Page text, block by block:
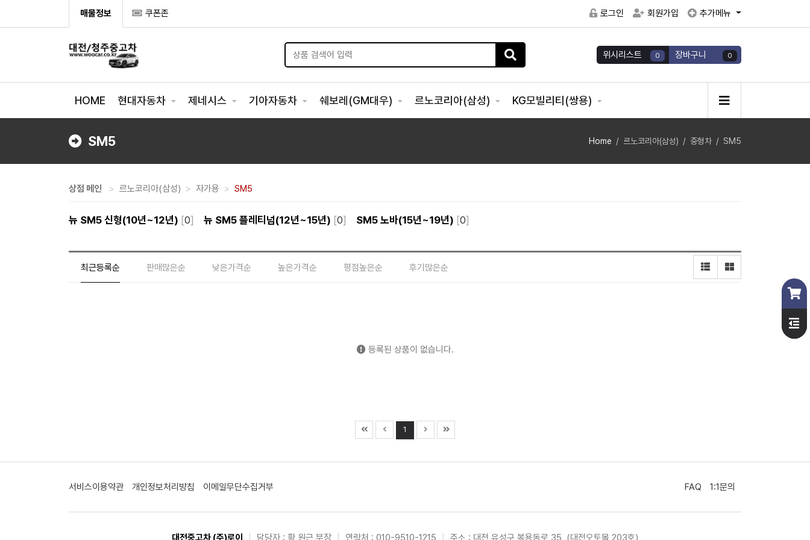
매물정보 쿠폰존 로그인 회원가입 추가메뉴
위시리스트 0 장바구니 0
HOME 현대자동차 제네시스 기아자동차 쉐보레(GM대우) 르노코리아(삼성) KG모빌리티(쌍용)
SM5 Home 르노코리아(삼성) 중형차 SM5
상점 메인 르노코리아(삼성) 자가용 SM5
뉴 SM5 신형(10년~12년) [0] 뉴 SM5 플레티넘(12년~15년) [0] SM5 노바(15년~19년) [0]
최근등록순 판매많은순 낮은가격순 높은가격순 평점높은순 후기많은순
등록된 상품이 없습니다.
1
서비스이용약관 개인정보처리방침 이메일무단수집거부 FAQ 1:1문의
대전중고차 (주)로이 담당자 : 황 원근 부장 연락처 : 010-9510-1215 주소 : 대전 유성구 복용동로 35, (대전오토몰 203호)